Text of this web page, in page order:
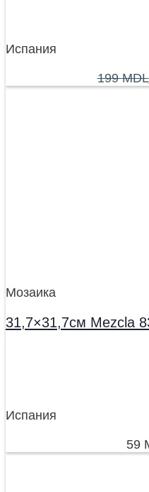
Испания
199MDL
Мозаика
31,7×31,7см Mezcla
Испания
59